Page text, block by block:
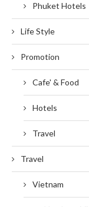
Phuket Hotels
Life Style
Promotion
Cafe' & Food
Hotels
Travel
Travel
Vietnam